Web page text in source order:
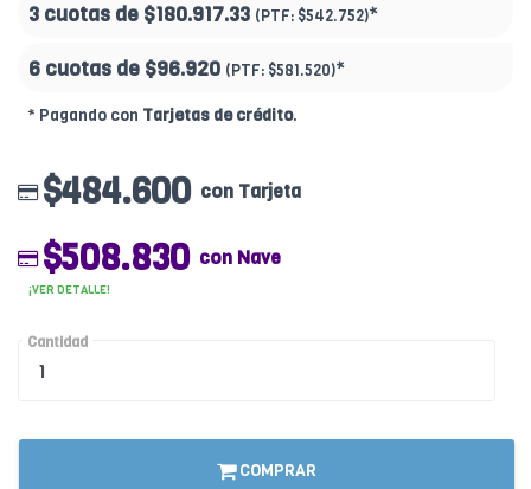
3 cuotas de $180.917.33 (PTF: $542.752)*
6 cuotas de $96.920 (PTF: $581.520)*
* Pagando con Tarjetas de crédito.
$484.600 con Tarjeta
$508.830 con Nave
¡VER DETALLE!
Cantidad
COMPRAR